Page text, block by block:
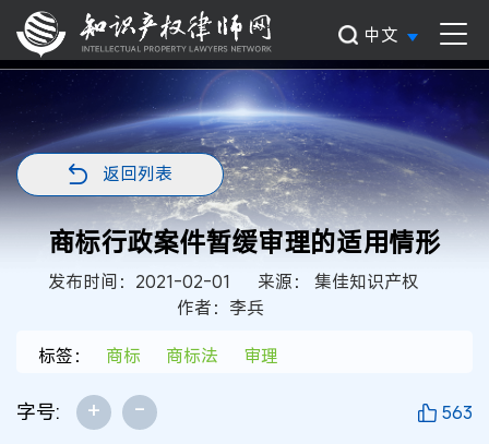
中文
返回列表
商标行政案件暂缓审理的适用情形
发布时间：2021-02-01
来源： 集佳知识产权
作者：李兵
标签：
商标 商标法 审理
字号: + - 563